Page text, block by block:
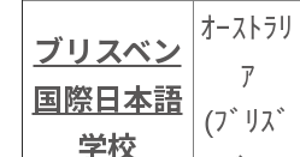
ブリスベン
国際日本語
学校
ｵｰｽﾄﾗﾘ
ｱ
(ﾌﾞﾘｽﾞ